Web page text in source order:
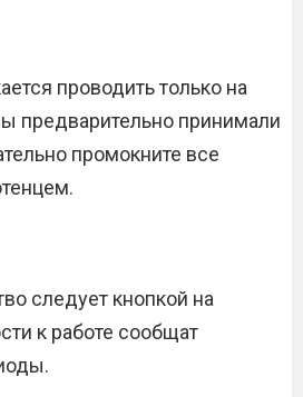
проводить только на
предварительно принимали
промокните все
следует кнопкой на
к работе сообщат